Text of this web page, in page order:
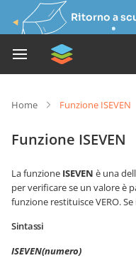
Ritorno a
Home Funzione ISEVEN
Funzione ISEVEN
La funzione ISEVEN è una
per verificare se un valore è
funzione restituisce VERO.
Sintassi
ISEVEN(numero)